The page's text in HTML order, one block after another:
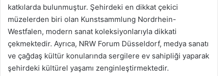
katkılarda bulunmuştur. Şehirdeki en dikkat çekici
müzelerden biri olan Kunstsammlung Nordrhein-
Westfalen, modern sanat koleksiyonlarıyla dikkati
çekmektedir. Ayrıca, NRW Forum Düsseldorf, medya sanatı
ve çağdaş kültür konularında sergilere ev sahipliği yaparak
şehirdeki kültürel yaşamı zenginleştirmektedir.